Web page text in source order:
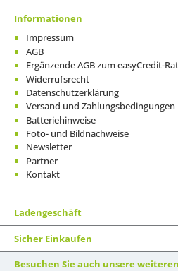
Informationen
Impressum
AGB
Ergänzende AGB zum easyCredit-
Widerrufsrecht
Datenschutzerklärung
Versand und Zahlungsbedingungen
Batteriehinweise
Foto- und Bildnachweise
Newsletter
Partner
Kontakt
Ladengeschäft
Sicher Einkaufen
Besuchen Sie auch unsere